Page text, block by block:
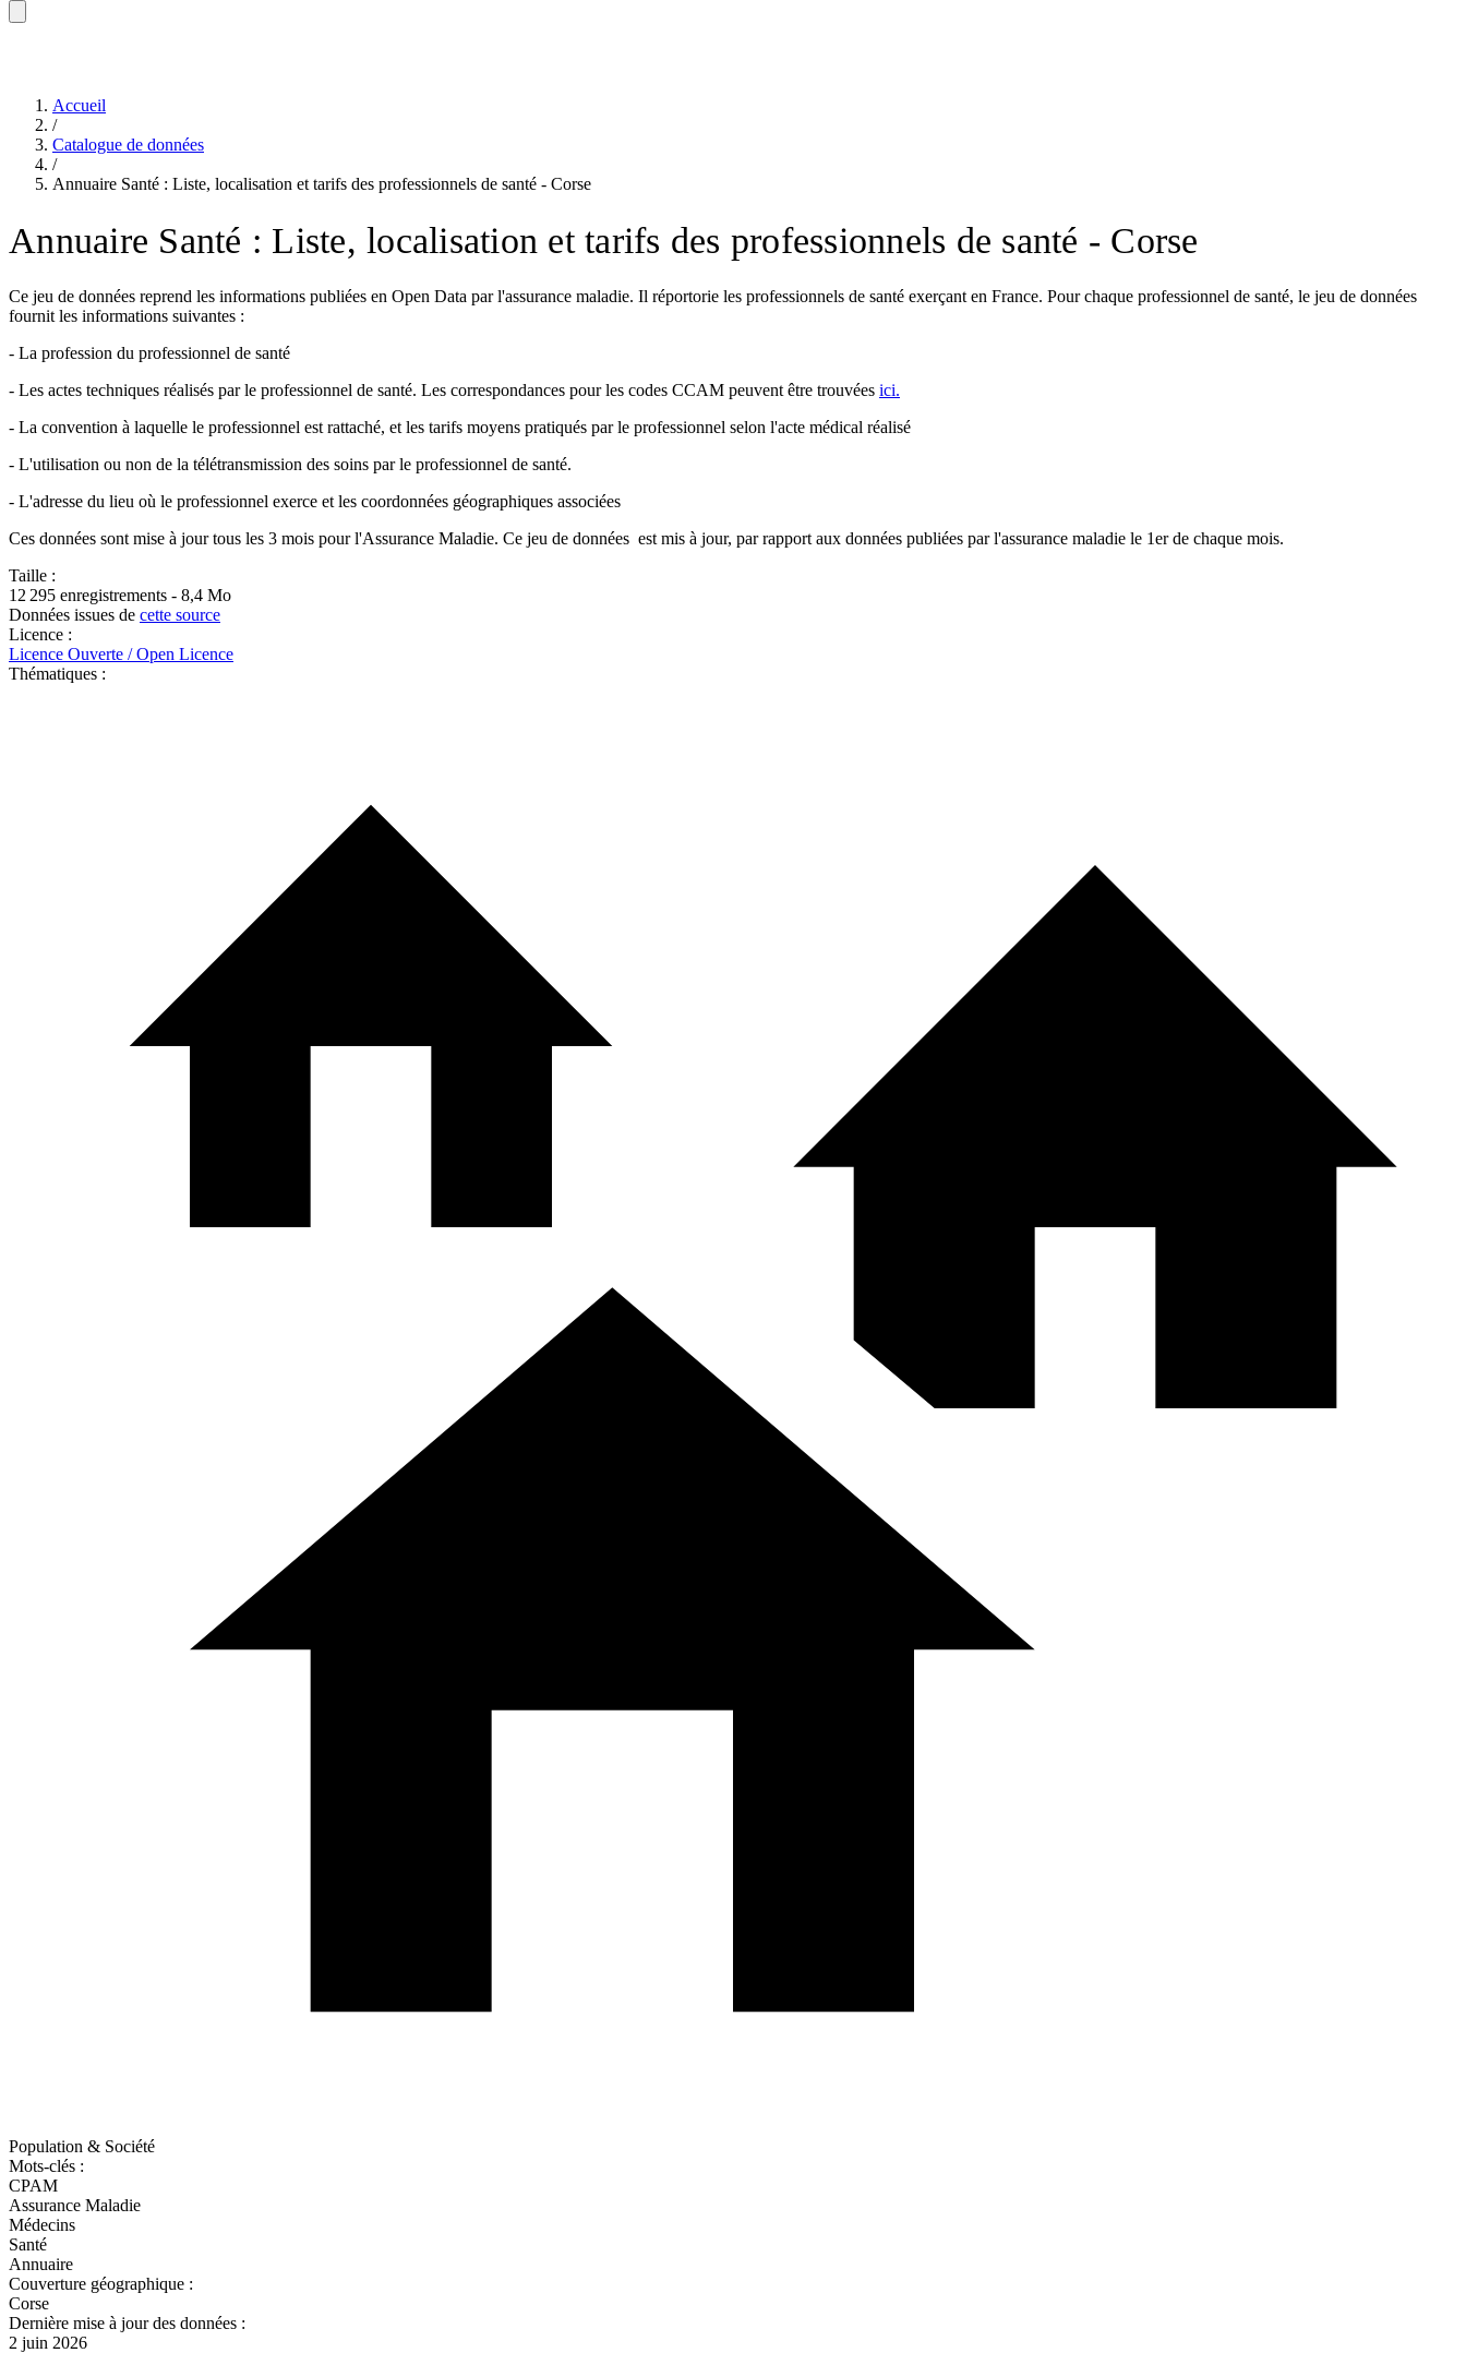
Accueil
/
Catalogue de données
/
Annuaire Santé : Liste, localisation et tarifs des professionnels de santé - Corse
Annuaire Santé : Liste, localisation et tarifs des professionnels de santé - Corse
Ce jeu de données reprend les informations publiées en Open Data par l'assurance maladie. Il réportorie les professionnels de santé exerçant en France. Pour chaque professionnel de santé, le jeu de données
fournit les informations suivantes :
- La profession du professionnel de santé
- Les actes techniques réalisés par le professionnel de santé. Les correspondances pour les codes CCAM peuvent être trouvées ici.
- La convention à laquelle le professionnel est rattaché, et les tarifs moyens pratiqués par le professionnel selon l'acte médical réalisé
- L'utilisation ou non de la télétransmission des soins par le professionnel de santé.
- L'adresse du lieu où le professionnel exerce et les coordonnées géographiques associées
Ces données sont mise à jour tous les 3 mois pour l'Assurance Maladie. Ce jeu de données est mis à jour, par rapport aux données publiées par l'assurance maladie le 1er de chaque mois.
Taille :
12 295 enregistrements - 8,4 Mo
Données issues de cette source
Licence :
Licence Ouverte / Open Licence
Thématiques :
Population & Société
Mots-clés :
CPAM
Assurance Maladie
Médecins
Santé
Annuaire
Couverture géographique :
Corse
Dernière mise à jour des données :
2 juin 2026